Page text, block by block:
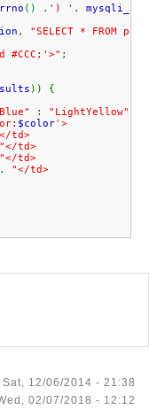
() . ') ' .
, "SELECT * FROM
;
)) {
: "LightYellow"
$color'>
td>
"</td>
"</td>
"</td>
12/06/2014 - 21:38
02/07/2018 - 12:12